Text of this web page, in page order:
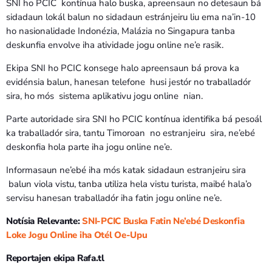
SNI ho PCIC kontínua halo buska, apreensaun no detesaun bá
sidadaun lokál balun no sidadaun estránjeiru liu ema na’in-10
ho nasionalidade Indonézia, Malázia no Singapura tanba
deskunfia envolve iha atividade jogu online ne’e rasik.
Ekipa SNI ho PCIC konsege halo apreensaun bá prova ka
evidénsia balun, hanesan telefone husi jestór no traballadór
sira, ho mós sistema aplikativu jogu online nian.
Parte autoridade sira SNI ho PCIC kontínua identifika bá pesoál
ka traballadór sira, tantu Timoroan no estranjeiru sira, ne’ebé
deskonfia hola parte iha jogu online ne’e.
Informasaun ne’ebé iha mós katak sidadaun estranjeiru sira
balun viola vistu, tanba utiliza hela vistu turista, maibé hala’o
servisu hanesan traballadór iha fatin jogu online ne’e.
Notísia Relevante:SNI-PCIC Buska Fatin Ne’ebé Deskonfia
Loke Jogu Online iha Otél Oe-Upu
Reportajen ekipa Rafa.tl